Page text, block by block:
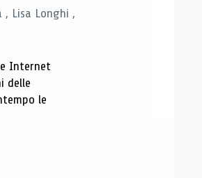
, Lisa Longhi ,
Internet
delle
le